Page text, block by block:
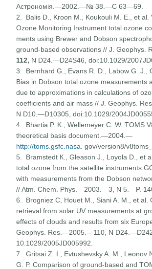
Астрономія.—2002.—№ 38.—С 63—69.
2. Balis D., Kroon M., Koukouli M. E., et al.
Ozone Monitoring Instrument total ozone
ments using Brewer and Dobson
ground-based observations // J.
112, N D24.—D24S46, doi:10.1029/
3. Bernhard G., Evans R. D., Labow G. J.,
Bias in Dobson total ozone measurements
due to approximations in calculations of
coef­ficients and air mass // J. Geophys.
N D10.—D10305, doi:10.1029/
4. Bhartia P. K., Wellemeyer C. W. TOMS
theoretical basis document.—2004.—
http://toms.gsfc.nasa . gov/version8/
5. Bramstedt К., Gleason J., Loyola D., et
total ozone from the satellite instruments
with measurements from the Dobson
// Atm. Chem. Phys.—2003.—3, N 5.—P.
6. Brogniez C, Houet M., Siani A. M., et al.
retrieval from solar UV measurements at
effects of clouds and results from six
Geophys. Res.—2005.—110, N
10.1029/2005JD005992.
7. Gritsai Z. I., Evtushevsky A. M., Leonov
G. P. Comparison of ground-based and